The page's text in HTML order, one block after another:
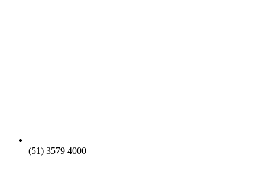
(51) 3579 4000